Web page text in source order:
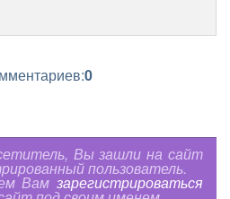
0
Вы зашли на сайт
пользователь.
Вам зарегистрироваться